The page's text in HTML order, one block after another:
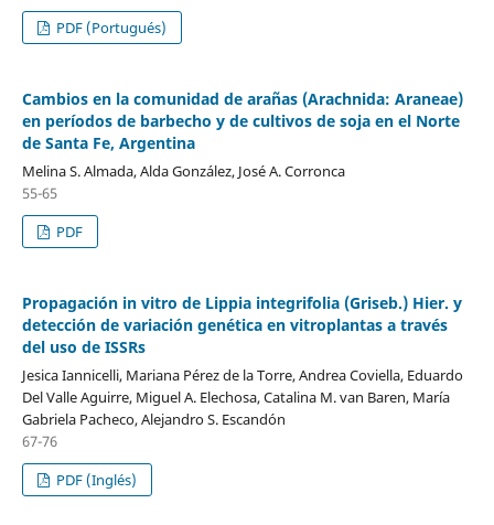
PDF (Portugués)
Cambios en la comunidad de arañas (Arachnida: Araneae)
en períodos de barbecho y de cultivos de soja en el Norte
de Santa Fe, Argentina
Melina S. Almada, Alda González, José A. Corronca
55-65
PDF
Propagación in vitro de Lippia integrifolia (Griseb.) Hier. y
detección de variación genética en vitroplantas a través
del uso de ISSRs
Jesica Iannicelli, Mariana Pérez de la Torre, Andrea Coviella, Eduardo
Del Valle Aguirre, Miguel A. Elechosa, Catalina M. van Baren, María
Gabriela Pacheco, Alejandro S. Escandón
67-76
PDF (Inglés)